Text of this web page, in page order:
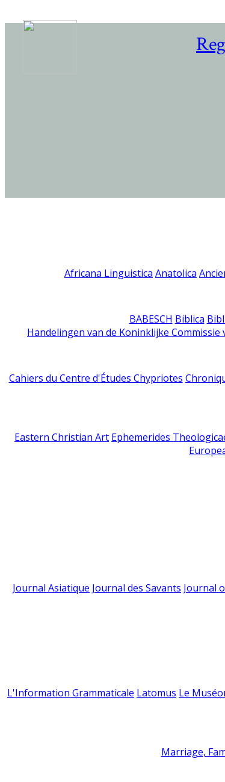
Africana Linguistica Anatolica
BABESCH Biblica
Handelingen van de Koninklijke Commissie
Cahiers du Centre d'Études Chypriotes
Eastern Christian Art Ephemerides
Journal Asiatique Journal des Savants Journal
L'Information Grammaticale Latomus Le
Marriage,